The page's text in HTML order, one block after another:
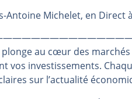
Antoine Michelet, en Direct
plonge au cœur des
vos investissements.
sur l’actualité